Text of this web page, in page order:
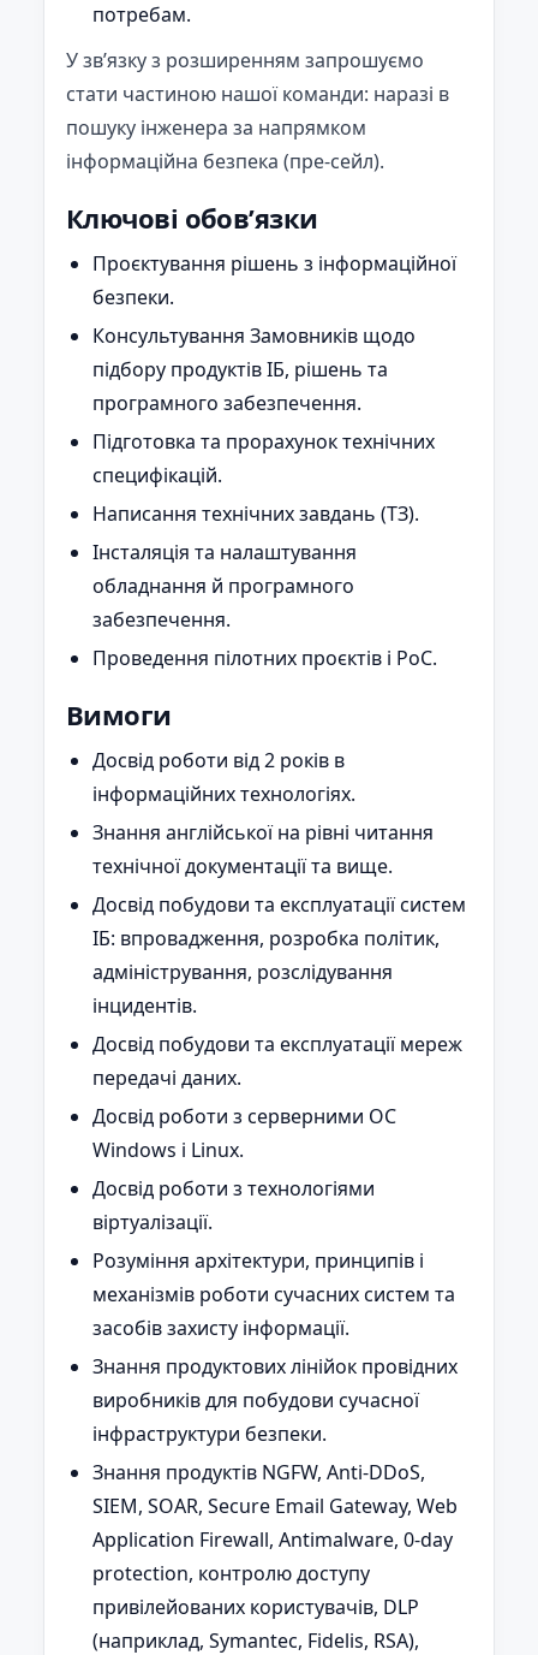
потребам.
У зв’язку з розширенням запрошуємо
стати частиною нашої команди: наразі в
пошуку інженера за напрямком
інформаційна безпека (пре-сейл).
Ключові обов’язки
Проєктування рішень з інформаційної
безпеки.
Консультування Замовників щодо
підбору продуктів ІБ, рішень та
програмного забезпечення.
Підготовка та прорахунок технічних
специфікацій.
Написання технічних завдань (ТЗ).
Інсталяція та налаштування
обладнання й програмного
забезпечення.
Проведення пілотних проєктів і PoC.
Вимоги
Досвід роботи від 2 років в
інформаційних технологіях.
Знання англійської на рівні читання
технічної документації та вище.
Досвід побудови та експлуатації систем
ІБ: впровадження, розробка політик,
адміністрування, розслідування
інцидентів.
Досвід побудови та експлуатації мереж
передачі даних.
Досвід роботи з серверними ОС
Windows і Linux.
Досвід роботи з технологіями
віртуалізації.
Розуміння архітектури, принципів і
механізмів роботи сучасних систем та
засобів захисту інформації.
Знання продуктових лінійок провідних
виробників для побудови сучасної
інфраструктури безпеки.
Знання продуктів NGFW, Anti-DDoS,
SIEM, SOAR, Secure Email Gateway, Web
Application Firewall, Antimalware, 0-day
protection, контролю доступу
привілейованих користувачів, DLP
(наприклад, Symantec, Fidelis, RSA),